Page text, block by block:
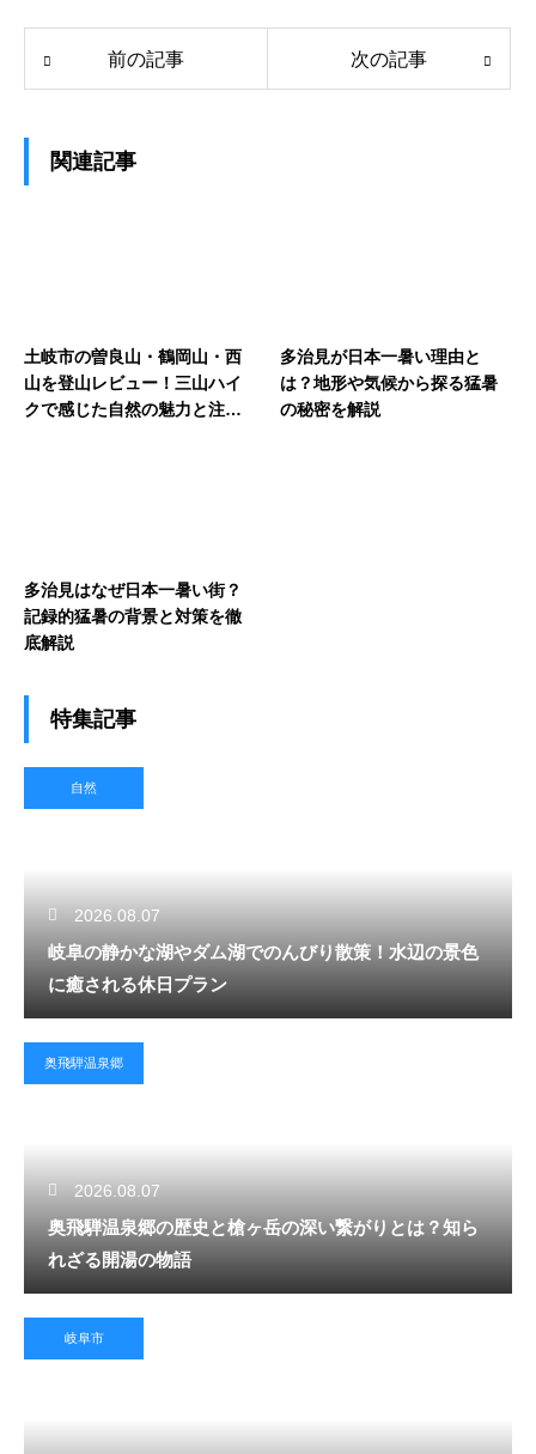
前の記事 次の記事
関連記事
土岐市の曽良山・鶴岡山・西
山を登山レビュー！三山ハイ
クで感じた自然の魅力と注意
多治見が日本一暑い理由と
は？地形や気候から探る猛暑
の秘密を解説
多治見はなぜ日本一暑い街？
記録的猛暑の背景と対策を徹
底解説
特集記事
自然
2026.08.07
岐阜の静かな湖やダム湖でのんびり散策！水辺の景色
に癒される休日プラン
奥飛騨温泉郷
2026.08.07
奥飛騨温泉郷の歴史と槍ヶ岳の深い繋がりとは？知ら
れざる開湯の物語
岐阜市